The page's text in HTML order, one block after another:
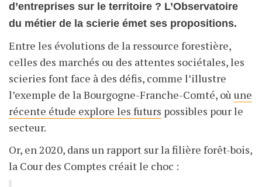
d’entreprises sur le territoire ? L’Observatoire
du métier de la scierie émet ses propositions.
Entre les évolutions de la ressource forestière,
celles des marchés ou des attentes sociétales, les
scieries font face à des défis, comme l’illustre
l’exemple de la Bourgogne-Franche-Comté, où une
récente étude explore les futurs possibles pour le
secteur.
Or, en 2020, dans un rapport sur la filière forêt-bois,
la Cour des Comptes créait le choc :